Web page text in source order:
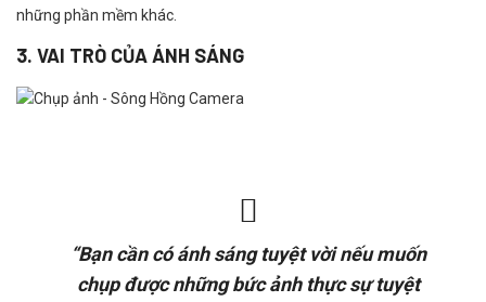
những phần mềm khác.
3. VAI TRÒ CỦA ÁNH SÁNG
“Bạn cần có ánh sáng tuyệt vời nếu muốn
chụp được những bức ảnh thực sự tuyệt